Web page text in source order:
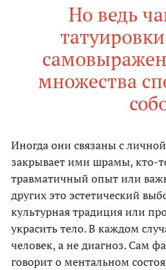
Но ведь
множества
Иногда они связаны с
закрывает ими шрамы, кто-
травматичный опыт или
других это эстетический
культурная традиция или
украсить тело. В каждом
человек, а не диагноз. Сам
говорит о ментальном